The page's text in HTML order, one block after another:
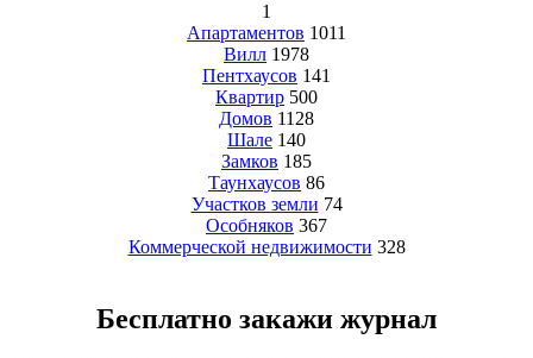
1
Апартаментов 1011
Вилл 1978
Пентхаусов 141
Квартир 500
Домов 1128
Шале 140
Замков 185
Таунхаусов 86
Участков земли 74
Особняков 367
Коммерческой недвижимости 328
Бесплатно закажи журнал